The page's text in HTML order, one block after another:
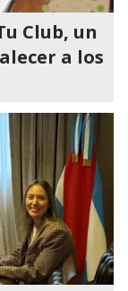
Club, un
a los